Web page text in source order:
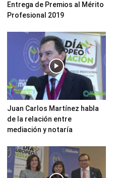
Entrega de Premios al Mérito
Profesional 2019
Juan Carlos Martínez habla
de la relación entre
mediación y notaría